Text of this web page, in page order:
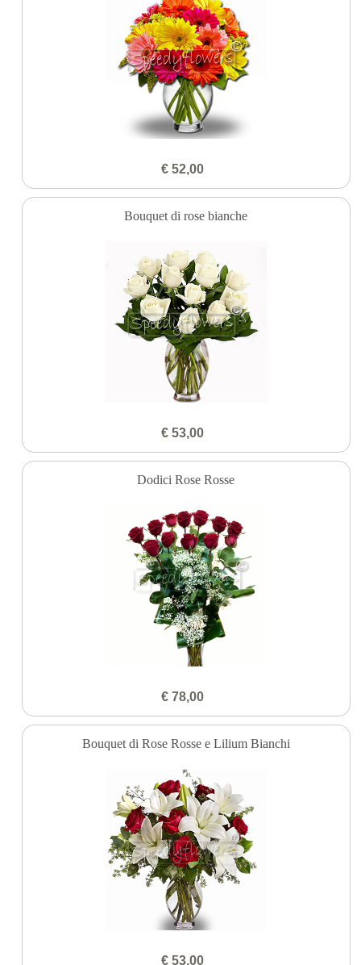
€ 52,00
Bouquet di rose bianche
€ 53,00
Dodici Rose Rosse
€ 78,00
Bouquet di Rose Rosse e Lilium Bianchi
€ 53,00